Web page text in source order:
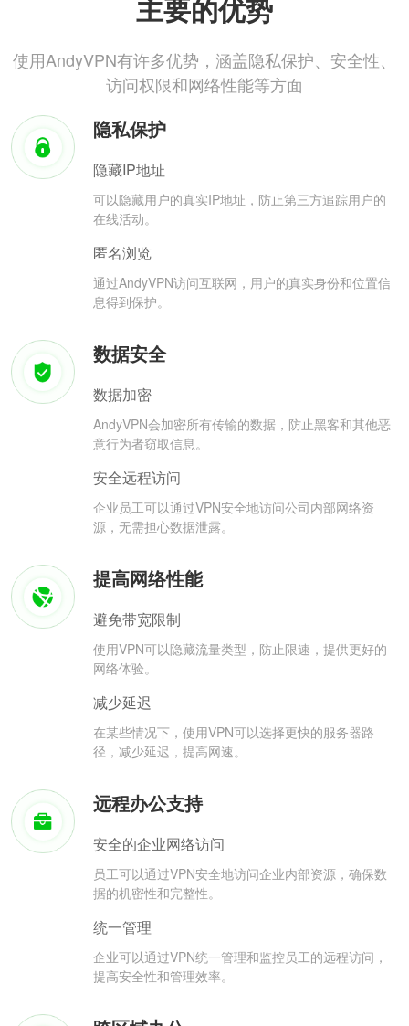
主要的优势
使用AndyVPN有许多优势，涵盖隐私保护、安全性、
访问权限和网络性能等方面
隐私保护
隐藏IP地址
可以隐藏用户的真实IP地址，防止第三方追踪用户的
在线活动。
匿名浏览
通过AndyVPN访问互联网，用户的真实身份和位置信
息得到保护。
数据安全
数据加密
AndyVPN会加密所有传输的数据，防止黑客和其他恶
意行为者窃取信息。
安全远程访问
企业员工可以通过VPN安全地访问公司内部网络资
源，无需担心数据泄露。
提高网络性能
避免带宽限制
使用VPN可以隐藏流量类型，防止限速，提供更好的
网络体验。
减少延迟
在某些情况下，使用VPN可以选择更快的服务器路
径，减少延迟，提高网速。
远程办公支持
安全的企业网络访问
员工可以通过VPN安全地访问企业内部资源，确保数
据的机密性和完整性。
统一管理
企业可以通过VPN统一管理和监控员工的远程访问，
提高安全性和管理效率。